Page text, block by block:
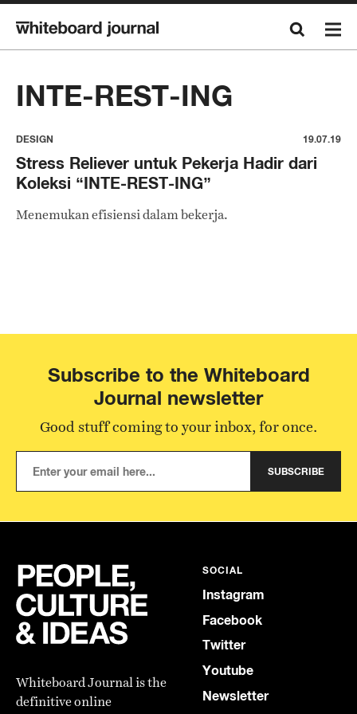
INTE-REST-ING
DESIGN 19.07.19
Stress Reliever untuk Pekerja Hadir dari
Koleksi “INTE-REST-ING”
Menemukan efisiensi dalam bekerja.
Subscribe to the Whiteboard
Journal newsletter
Good stuff coming to your inbox, for once.
SUBSCRIBE
Whiteboard Journal is the
definitive online
SOCIAL
Instagram
Facebook
Twitter
Youtube
Newsletter